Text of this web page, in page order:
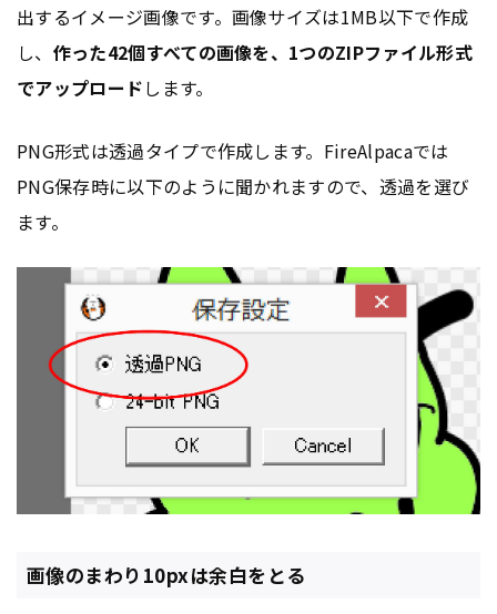
出するイメージ画像です。画像サイズは1MB以下で作成
し、 作った42個すべての画像を、1つのZIPファイル形式
でアップロードします。
PNG形式は透過タイプで作成します。FireAlpacaでは
PNG保存時に以下のように聞かれますので、透過を選び
ます。
画像のまわり10pxは余白をとる